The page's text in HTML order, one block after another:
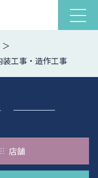
ナ
ビ
ョ
工事・造作工事
店舗